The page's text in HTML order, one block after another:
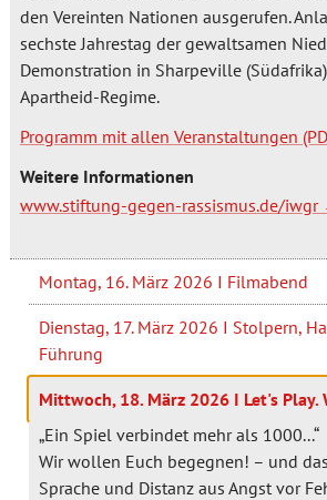
den Vereinten Nationen ausgerufen.
sechste Jahrestag der gewaltsamen
Demonstration in Sharpeville
Apartheid-Regime.
Programm mit allen Veranstaltungen
Weitere Informationen
www.stiftung-gegen-rassismus.de/iwgr
Montag, 16. März 2026 I Filmabend
Dienstag, 17. März 2026 I Stolpern,
Führung
Mittwoch, 18. März 2026 I Let's Play.
„Ein Spiel verbindet mehr als 1000...“
Wir wollen Euch begegnen! – und
Sprache und Distanz aus Angst vor